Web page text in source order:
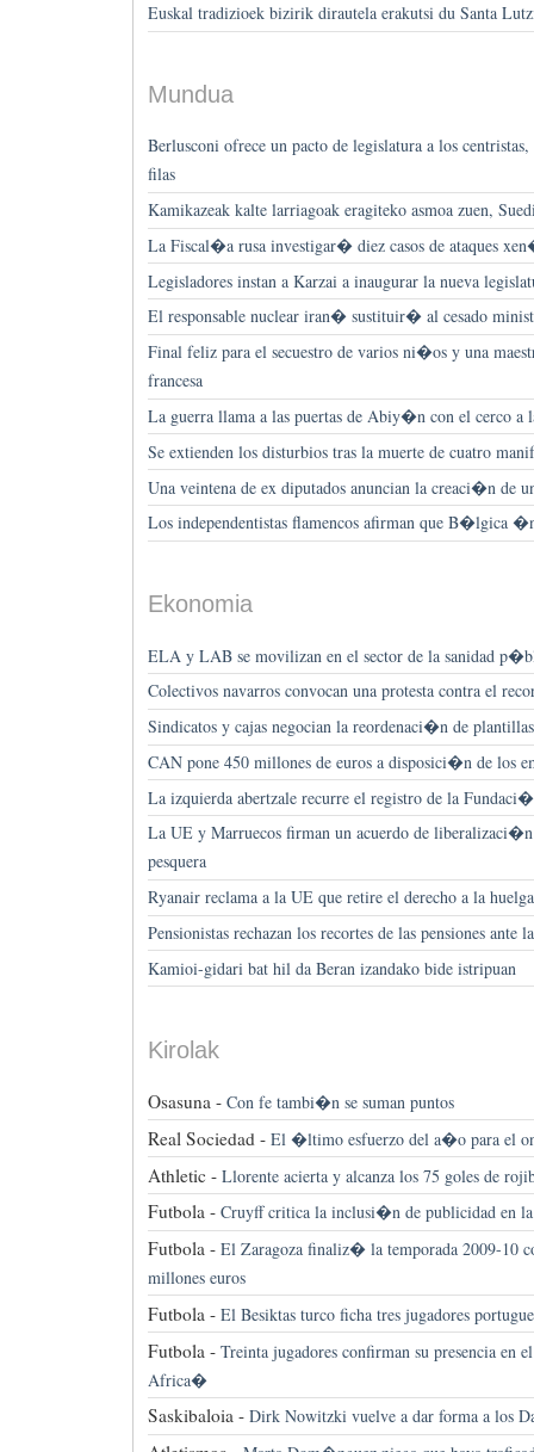
Euskal tradizioek bizirik dirautela erakutsi du Santa
Mundua
Berlusconi ofrece un pacto de legislatura a los
filas
Kamikazeak kalte larriagoak eragiteko asmoa zuen,
La Fiscal�a rusa investigar� diez casos de ataques
Legisladores instan a Karzai a inaugurar la nueva
El responsable nuclear iran� sustituir� al cesado
Final feliz para el secuestro de varios ni�os y una
francesa
La guerra llama a las puertas de Abiy�n con el cerco a
Se extienden los disturbios tras la muerte de cuatro
Una veintena de ex diputados anuncian la creaci�n de
Los independentistas flamencos afirman que B�lgica
Ekonomia
ELA y LAB se movilizan en el sector de la sanidad
Colectivos navarros convocan una protesta contra el
Sindicatos y cajas negocian la reordenaci�n de
CAN pone 450 millones de euros a disposici�n de los
La izquierda abertzale recurre el registro de la
La UE y Marruecos firman un acuerdo de
pesquera
Ryanair reclama a la UE que retire el derecho a la
Pensionistas rechazan los recortes de las pensiones
Kamioi-gidari bat hil da Beran izandako bide istripuan
Kirolak
Osasuna - Con fe tambi�n se suman puntos
Real Sociedad - El �ltimo esfuerzo del a�o para el
Athletic - Llorente acierta y alcanza los 75 goles de
Futbola - Cruyff critica la inclusi�n de publicidad en la
Futbola - El Zaragoza finaliz� la temporada 2009-10
millones euros
Futbola - El Besiktas turco ficha tres jugadores
Futbola - Treinta jugadores confirman su presencia en
Africa�
Saskibaloia - Dirk Nowitzki vuelve a dar forma a los